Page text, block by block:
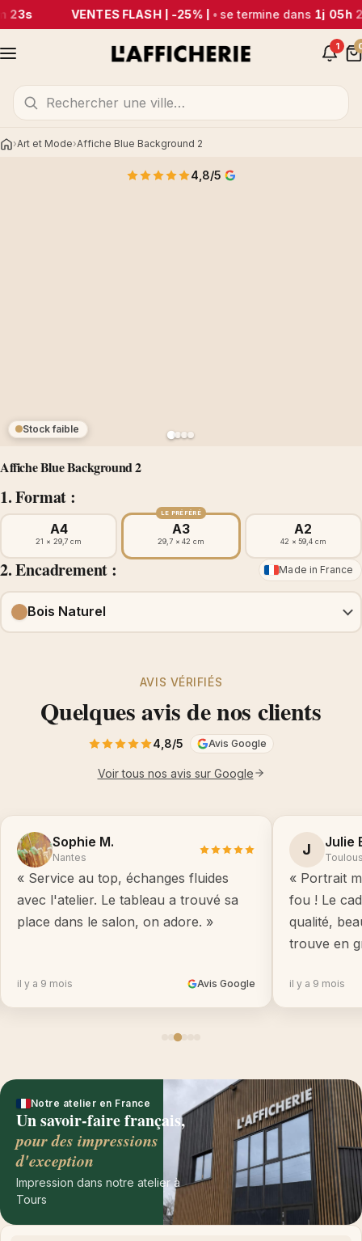
23s VENTES FLASH | -25% | •se termine dans1j 05h
1
AccueilArt et Mode Affiche Blue Background 2
Affiche Blue Background 2
1. Format :
Stock faible
4,8/5
A4
21 × 29,7 cm
LE PRÉFÉRÉ
A3
29,7 × 42 cm
A2
42 × 59,4 cm
2. Encadrement : Made in France
Bois Naturel
AVIS VÉRIFIÉS
Quelques avis de nos clients
4,8/5 Avis Google
Voir tous nos avis sur Google
Sophie M.
Nantes
« Service au top, échanges fluides
avec l'atelier. Le tableau a trouvé sa
place dans le salon, on adore. »
il y a 9 mois Avis Google
J Julie
« Portrait
fou ! Le
qualité,
trouve en
il y a 9 mois
Notre atelier en France
Un savoir-faire français,
pour des impressions
d'exception
Impression dans notre atelier à
Tours